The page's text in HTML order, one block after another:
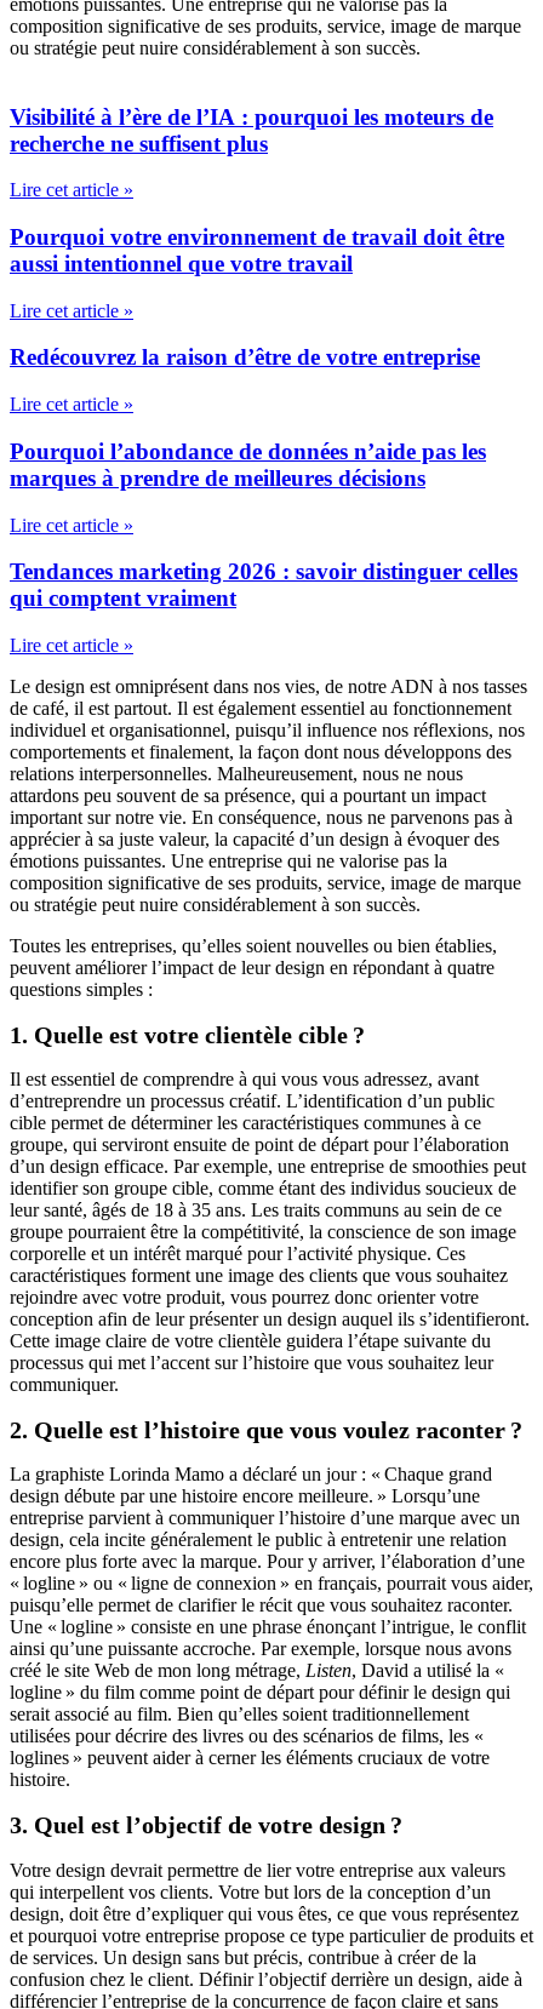
composition significative de ses produits, service, image de marque
ou stratégie peut nuire considérablement à son succès.
Visibilité à l’ère de l’IA : pourquoi les moteurs de
recherche ne suffisent plus
Lire cet article »
Pourquoi votre environnement de travail doit être
aussi intentionnel que votre travail
Lire cet article »
Redécouvrez la raison d’être de votre entreprise
Lire cet article »
Pourquoi l’abondance de données n’aide pas les
marques à prendre de meilleures décisions
Lire cet article »
Tendances marketing 2026 : savoir distinguer celles
qui comptent vraiment
Lire cet article »
Le design est omniprésent dans nos vies, de notre ADN à nos tasses
de café, il est partout. Il est également essentiel au fonctionnement
individuel et organisationnel, puisqu’il influence nos réflexions, nos
comportements et finalement, la façon dont nous développons des
relations interpersonnelles. Malheureusement, nous ne nous
attardons peu souvent de sa présence, qui a pourtant un impact
important sur notre vie. En conséquence, nous ne parvenons pas à
apprécier à sa juste valeur, la capacité d’un design à évoquer des
émotions puissantes. Une entreprise qui ne valorise pas la
composition significative de ses produits, service, image de marque
ou stratégie peut nuire considérablement à son succès.
Toutes les entreprises, qu’elles soient nouvelles ou bien établies,
peuvent améliorer l’impact de leur design en répondant à quatre
questions simples :
1. Quelle est votre clientèle cible ?
Il est essentiel de comprendre à qui vous vous adressez, avant
d’entreprendre un processus créatif. L’identification d’un public
cible permet de déterminer les caractéristiques communes à ce
groupe, qui serviront ensuite de point de départ pour l’élaboration
d’un design efficace. Par exemple, une entreprise de smoothies peut
identifier son groupe cible, comme étant des individus soucieux de
leur santé, âgés de 18 à 35 ans. Les traits communs au sein de ce
groupe pourraient être la compétitivité, la conscience de son image
corporelle et un intérêt marqué pour l’activité physique. Ces
caractéristiques forment une image des clients que vous souhaitez
rejoindre avec votre produit, vous pourrez donc orienter votre
conception afin de leur présenter un design auquel ils s’identifieront.
Cette image claire de votre clientèle guidera l’étape suivante du
processus qui met l’accent sur l’histoire que vous souhaitez leur
communiquer.
2. Quelle est l’histoire que vous voulez raconter ?
La graphiste Lorinda Mamo a déclaré un jour : « Chaque grand
design débute par une histoire encore meilleure. » Lorsqu’une
entreprise parvient à communiquer l’histoire d’une marque avec un
design, cela incite généralement le public à entretenir une relation
encore plus forte avec la marque. Pour y arriver, l’élaboration d’une
« logline » ou « ligne de connexion » en français, pourrait vous aider,
puisqu’elle permet de clarifier le récit que vous souhaitez raconter.
Une « logline » consiste en une phrase énonçant l’intrigue, le conflit
ainsi qu’une puissante accroche. Par exemple, lorsque nous avons
créé le site Web de mon long métrage, Listen, David a utilisé la «
logline » du film comme point de départ pour définir le design qui
serait associé au film. Bien qu’elles soient traditionnellement
utilisées pour décrire des livres ou des scénarios de films, les «
loglines » peuvent aider à cerner les éléments cruciaux de votre
histoire.
3. Quel est l’objectif de votre design ?
Votre design devrait permettre de lier votre entreprise aux valeurs
qui interpellent vos clients. Votre but lors de la conception d’un
design, doit être d’expliquer qui vous êtes, ce que vous représentez
et pourquoi votre entreprise propose ce type particulier de produits et
de services. Un design sans but précis, contribue à créer de la
confusion chez le client. Définir l’objectif derrière un design, aide à
différencier l’entreprise de la concurrence de façon claire et sans